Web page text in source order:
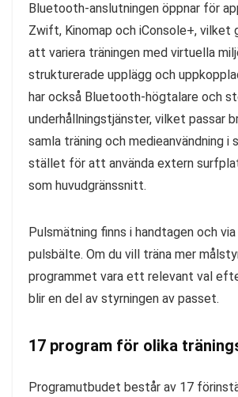
Bluetooth-anslutningen öppnar för
Zwift, Kinomap och iConsole+, vilket
att variera träningen med virtuella
strukturerade upplägg och
har också Bluetooth-högtalare och
underhållningstjänster, vilket passar
samla träning och medieanvändning i
stället för att använda extern
som huvudgränssnitt.
Pulsmätning finns i handtagen och
pulsbälte. Om du vill träna mer
programmet vara ett relevant val
blir en del av styrningen av passet.
17 program för olika
Programutbudet består av 17